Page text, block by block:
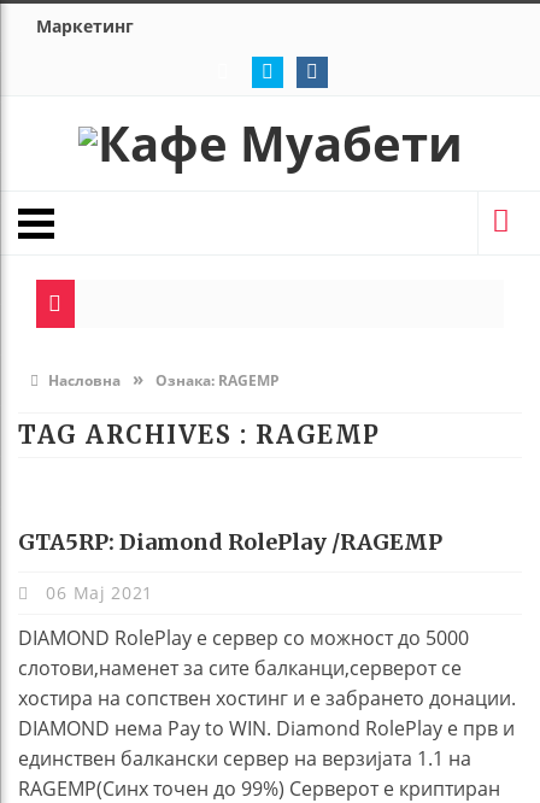
Маркетинг
Насловна » Ознака: RAGEMP
TAG ARCHIVES : RAGEMP
GTA5RP: Diamond RolePlay /RAGEMP
06 Мај 2021
DIAMOND RolePlay е сервер со можност до 5000
слотови,наменет за сите балканци,серверот се
хостира на сопствен хостинг и е забрането донации.
DIAMOND нема Pay to WIN. Diamond RolePlay е прв и
единствен балкански сервер на верзијата 1.1 на
RAGEMP(Синx точен до 99%) Серверот е криптиран